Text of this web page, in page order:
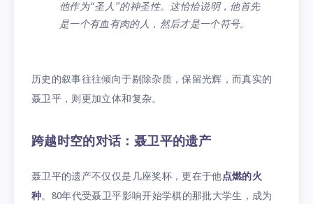
他作为“圣人”的神圣性。这恰恰说明，他首先
是一个有血有肉的人，然后才是一个符号。
历史的叙事往往倾向于剔除杂质，保留光辉，而真实的
聂卫平，则更加立体和复杂。
跨越时空的对话：聂卫平的遗产
聂卫平的遗产不仅仅是几座奖杯，更在于他点燃的火
种。80年代受聂卫平影响开始学棋的那批大学生，成为